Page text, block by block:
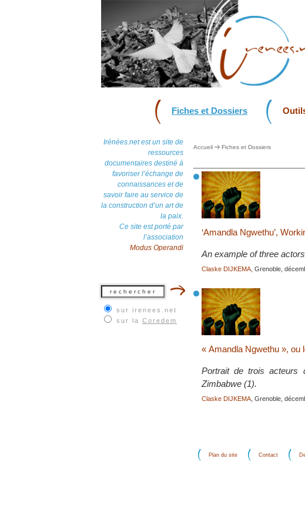
Fiches et Dossiers
Irénées.net est un site de
ressources
documentaires destiné à
favoriser l’échange de
connaissances et de
savoir faire au service de
la construction d’un art de
la paix.
Ce site est porté par
l’association
Modus Operandi
sur irenees.net
sur la Coredem
Accueil Fiches et Dossiers
‘Amandla Ngwethu’,
An example of three
Claske DIJKEMA , Grenoble,
« Amandla Ngwethu », ou
Portrait de trois acteurs
Zimbabwe (1).
Claske DIJKEMA , Grenoble,
Plan du site Contact